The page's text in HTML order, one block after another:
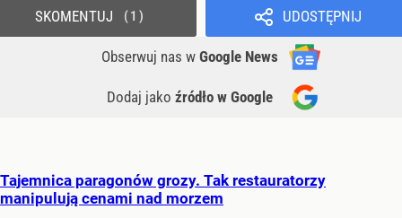
UDOSTĘPNIJ
Obserwuj nas w Google News
Dodaj jako źródło w Google
SKOMENTUJ 1
Tajemnica paragonów grozy. Tak restauratorzy
manipulują cenami nad morzem